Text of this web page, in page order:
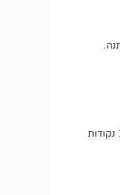
אם משלוח אמור להגיע בתוך עד 5 ימי עסקים, כבר בסיום היום הרביעי תוכלו לבקש את ההטבה הרטרואקטיבית. זאת אומרת שעל ארבעת הימים שחיכיתם מגיעות לכם 100 נקודות